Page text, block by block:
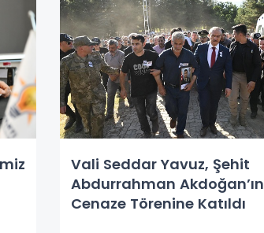
Vali Seddar Yavuz, Şehit
Abdurrahman Akdoğan’ın
Cenaze Törenine Katıldı